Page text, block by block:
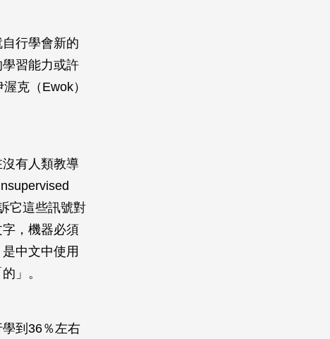
行學會新的
習能力或許
克（Ewok）
有人類教導
它這些訊號對
，機器必須
中文中使用
」。
到36％左右